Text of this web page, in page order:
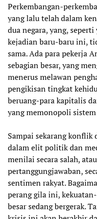
Perkembangan-
yang lalu telah dalam
dua negara, yang,
kejadian baru-baru ini,
sama. Ada para pekerja
sebagian besar, yang
menerus melawan
pengikisan tingkat
beruang-para kapitalis
yang memonopoli
Sampai sekarang
dalam elit politik dan
menilai secara salah,
pertanggungjawaban,
sentimen rakyat.
perang gila ini,
besar sedang bergerak.